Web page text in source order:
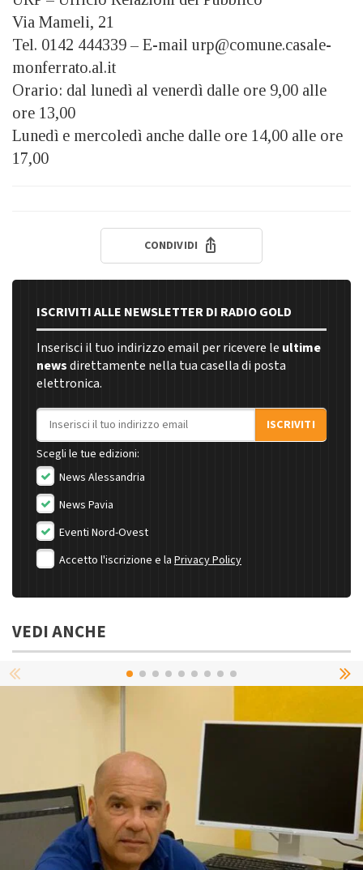
Via Mameli, 21
Tel. 0142 444339 – E-mail urp@comune.casale-
monferrato.al.it
Orario: dal lunedì al venerdì dalle ore 9,00 alle
ore 13,00
Lunedì e mercoledì anche dalle ore 14,00 alle ore
17,00
CONDIVIDI
ISCRIVITI ALLE NEWSLETTER DI RADIO GOLD
Inserisci il tuo indirizzo email per ricevere le ultime
newsdirettamente nella tua casella di posta
elettronica.
Indirizzo email
ISCRIVITI
Scegli le tue edizioni:
News Alessandria
News Pavia
Eventi Nord-Ovest
Accetto l'iscrizione e la Privacy Policy
VEDI ANCHE